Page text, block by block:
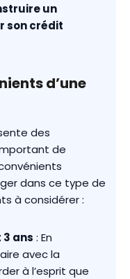
un
son crédit
d’une
des
de
dans ce type de
à considérer :
ans : En
avec la
à l’esprit que